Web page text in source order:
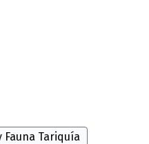
Fauna Tariquía